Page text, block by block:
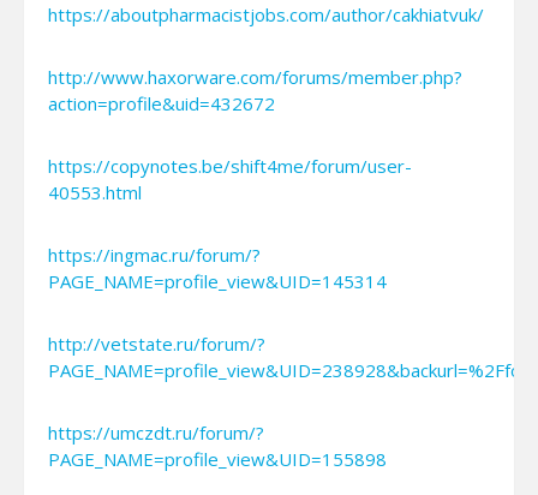
https://aboutpharmacistjobs.com/author/cakhiatvuk/
http://www.haxorware.com/forums/member.php?
action=profile&uid=432672
https://copynotes.be/shift4me/forum/user-
40553.html
https://ingmac.ru/forum/?
PAGE_NAME=profile_view&UID=145314
http://vetstate.ru/forum/?
https://umczdt.ru/forum/?
PAGE_NAME=profile_view&UID=155898